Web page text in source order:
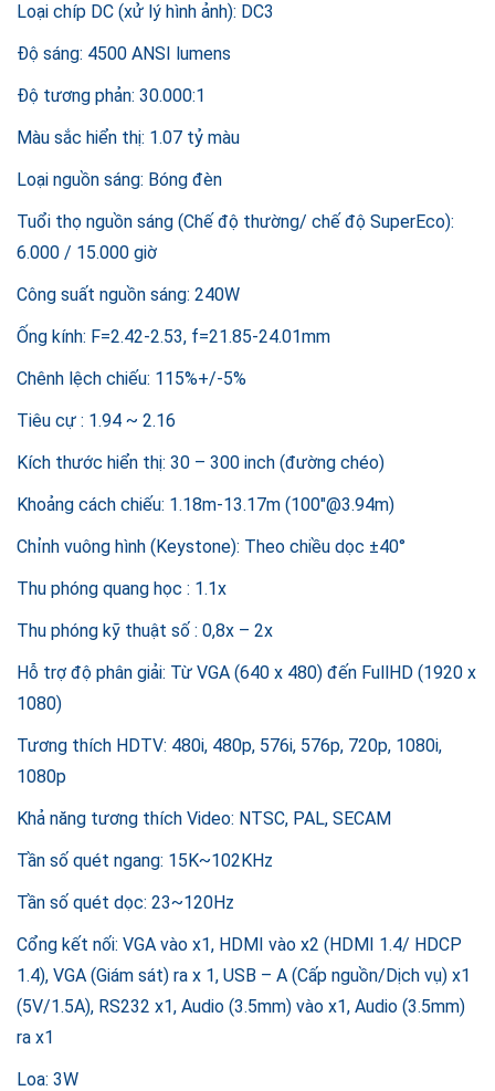
Loại chíp DC (xử lý hình ảnh): DC3
Độ sáng: 4500 ANSI lumens
Độ tương phản: 30.000:1
Màu sắc hiển thị: 1.07 tỷ màu
Loại nguồn sáng: Bóng đèn
Tuổi thọ nguồn sáng (Chế độ thường/ chế độ SuperEco):
6.000 / 15.000 giờ
Công suất nguồn sáng: 240W
Ống kính: F=2.42-2.53, f=21.85-24.01mm
Chênh lệch chiếu: 115%+/-5%
Tiêu cự : 1.94 ~ 2.16
Kích thước hiển thị: 30 – 300 inch (đường chéo)
Khoảng cách chiếu: 1.18m-13.17m (100″@3.94m)
Chỉnh vuông hình (Keystone): Theo chiều dọc ±40°
Thu phóng quang học : 1.1x
Thu phóng kỹ thuật số : 0,8x – 2x
Hỗ trợ độ phân giải: Từ VGA (640 x 480) đến FullHD (1920 x
1080)
Tương thích HDTV: 480i, 480p, 576i, 576p, 720p, 1080i,
1080p
Khả năng tương thích Video: NTSC, PAL, SECAM
Tần số quét ngang: 15K~102KHz
Tần số quét dọc: 23~120Hz
Cổng kết nối: VGA vào x1, HDMI vào x2 (HDMI 1.4/ HDCP
1.4), VGA (Giám sát) ra x 1, USB – A (Cấp nguồn/Dịch vụ) x1
(5V/1.5A), RS232 x1, Audio (3.5mm) vào x1, Audio (3.5mm)
ra x1
Loa: 3W